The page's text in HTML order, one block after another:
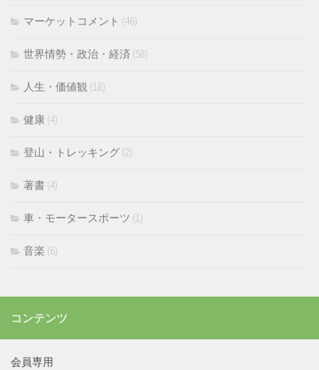
マーケットコメント (46)
世界情勢・政治・経済 (58)
人生・価値観 (18)
健康 (4)
登山・トレッキング (2)
著書 (4)
車・モータースポーツ (1)
音楽 (6)
コンテンツ
会員専用